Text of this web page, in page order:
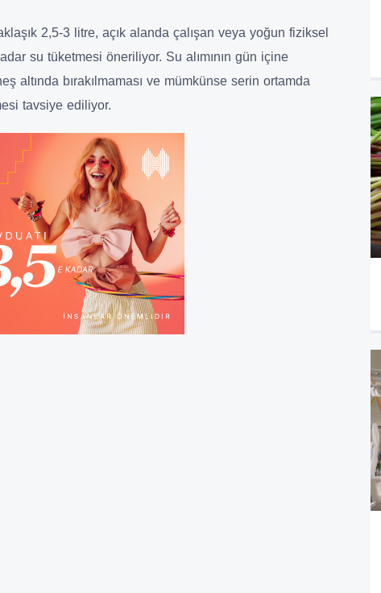
2,5-3 litre, açık alanda çalışan veya yoğun fiziksel
su tüketmesi öneriliyor. Su alımının gün içine
altında bırakılmaması ve mümkünse serin ortamda
tavsiye ediliyor.